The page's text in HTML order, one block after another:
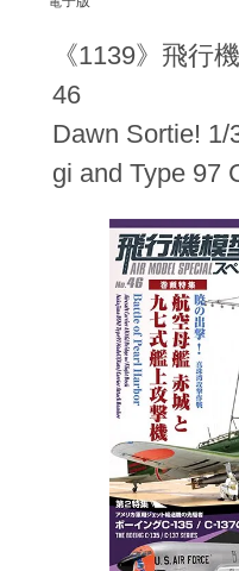
《1139》飛行
46
Dawn Sortie! 1/
gi and Type 97